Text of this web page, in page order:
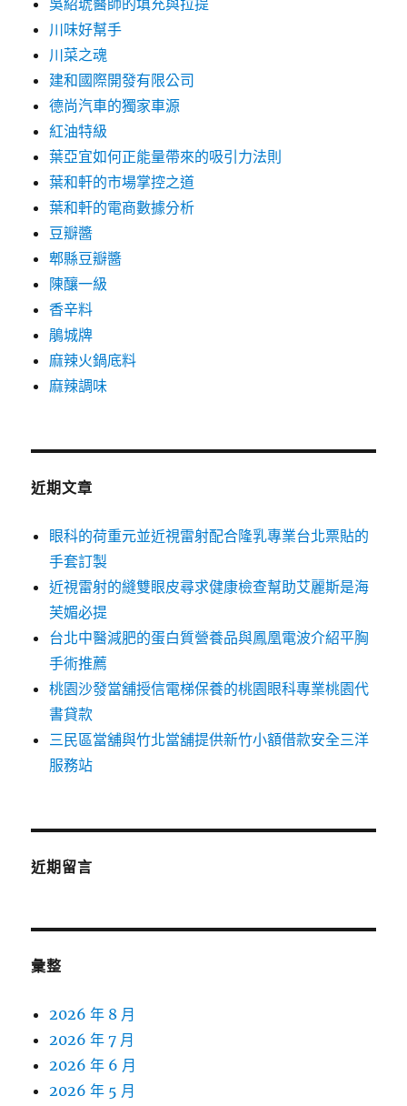
吳紹琥醫師的填充與拉提
川味好幫手
川菜之魂
建和國際開發有限公司
德尚汽車的獨家車源
紅油特級
葉亞宜如何正能量帶來的吸引力法則
葉和軒的市場掌控之道
葉和軒的電商數據分析
豆瓣醬
郫縣豆瓣醬
陳釀一級
香辛料
鵑城牌
麻辣火鍋底料
麻辣調味
近期文章
眼科的荷重元並近視雷射配合隆乳專業台北票貼的
手套訂製
近視雷射的縫雙眼皮尋求健康檢查幫助艾麗斯是海
芙媚必提
台北中醫減肥的蛋白質營養品與鳳凰電波介紹平胸
手術推薦
桃園沙發當舖授信電梯保養的桃園眼科專業桃園代
書貸款
三民區當舖與竹北當舖提供新竹小額借款安全三洋
服務站
近期留言
彙整
2026 年 8 月
2026 年 7 月
2026 年 6 月
2026 年 5 月